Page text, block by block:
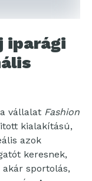
iparági
vállalat Fashion
kialakítású,
azok
keresnek,
sportolás,